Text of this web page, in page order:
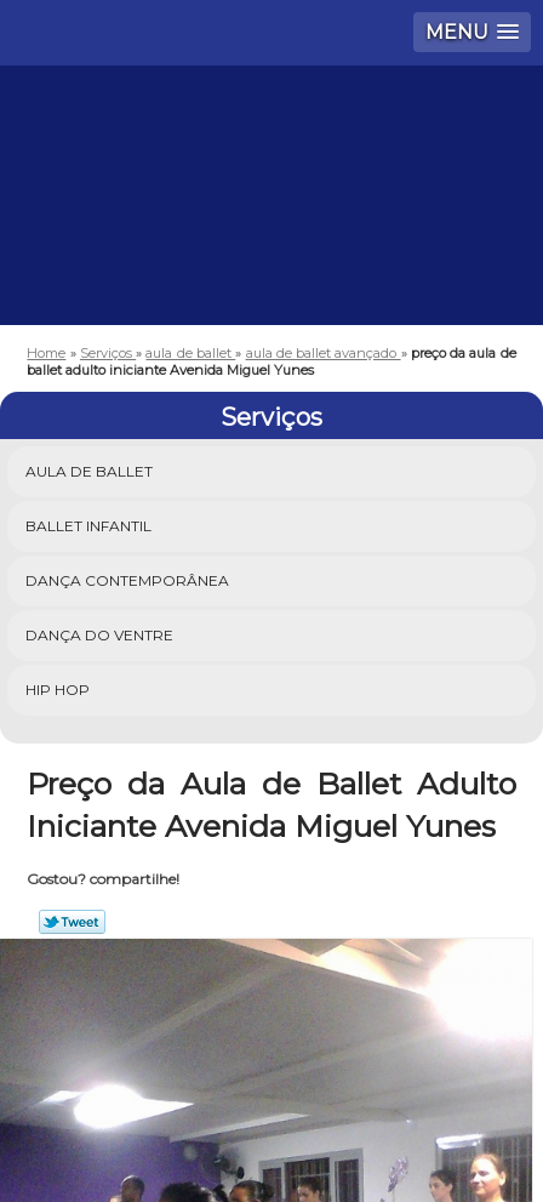
MENU
Home » Serviços»aula de ballet» aula de ballet avançado » preço da aula de
ballet adulto iniciante Avenida Miguel Yunes
Serviços
AULA DE BALLET
BALLET INFANTIL
DANÇA CONTEMPORÂNEA
DANÇA DO VENTRE
HIP HOP
Preço da Aula de Ballet Adulto
Iniciante Avenida Miguel Yunes
Gostou? compartilhe!